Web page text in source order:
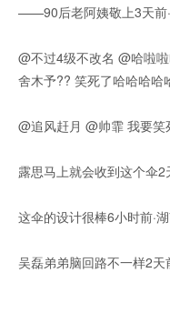
——90后老阿姨敬上3天前
@不过4级不改名 @哈啦
舍木予?? 笑死了哈哈哈哈
@追风赶月 @帅霏 我要
露思马上就会收到这个伞2
这伞的设计很棒6小时前·
吴磊弟弟脑回路不一样2天